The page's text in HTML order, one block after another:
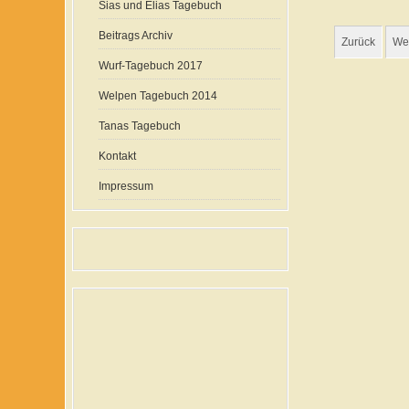
Sias und Elias Tagebuch
Beitrags Archiv
Wurf-Tagebuch 2017
Welpen Tagebuch 2014
Tanas Tagebuch
Kontakt
Impressum
Zurück